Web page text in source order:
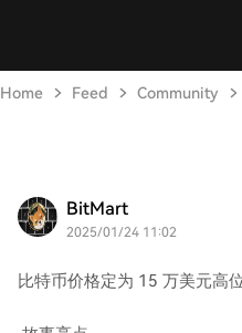
Home Feed Community
BitMart
2025/01/24 11:02
比特币价格定为 15 万美元高